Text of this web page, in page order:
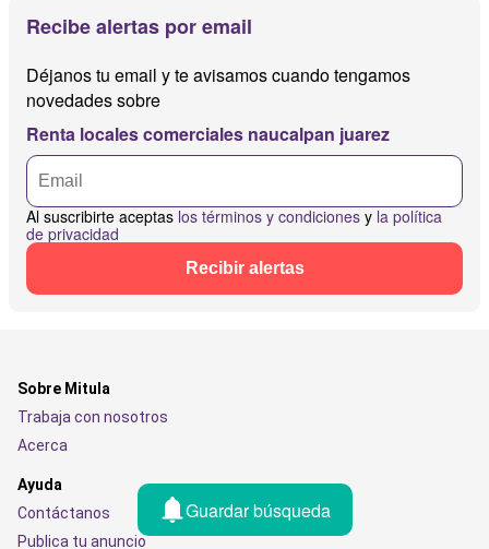
Recibe alertas por email
Déjanos tu email y te avisamos cuando tengamos
novedades sobre
Renta locales comerciales naucalpan juarez
Al suscribirte aceptas los términos y condiciones y la política
de privacidad
Recibir alertas
Guardar búsqueda
Sobre Mitula
Trabaja con nosotros
Acerca
Ayuda
Contáctanos
Publica tu anuncio